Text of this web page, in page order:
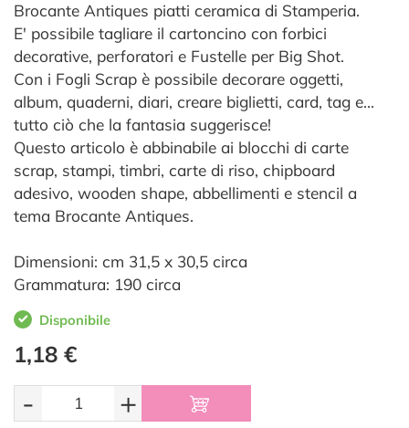
Brocante Antiques piatti ceramica di Stamperia.
E' possibile tagliare il cartoncino con forbici
decorative, perforatori e Fustelle per Big Shot.
Con i Fogli Scrap è possibile decorare oggetti,
album, quaderni, diari, creare biglietti, card, tag e…
tutto ciò che la fantasia suggerisce!
Questo articolo è abbinabile ai blocchi di carte
scrap, stampi, timbri, carte di riso, chipboard
adesivo, wooden shape, abbellimenti e stencil a
tema Brocante Antiques.
Dimensioni: cm 31,5 x 30,5 circa
Grammatura: 190 circa
Disponibile
1,18 €
- +